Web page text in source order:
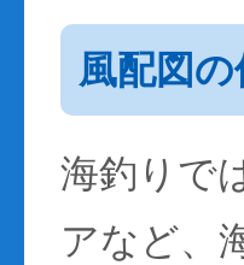
風配図
海釣りで
アなど、